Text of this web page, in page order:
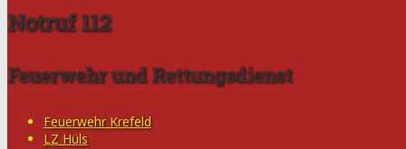
Notruf 112
Feuerwehr und Rettungsdienst
Feuerwehr Krefeld
LZ Hüls